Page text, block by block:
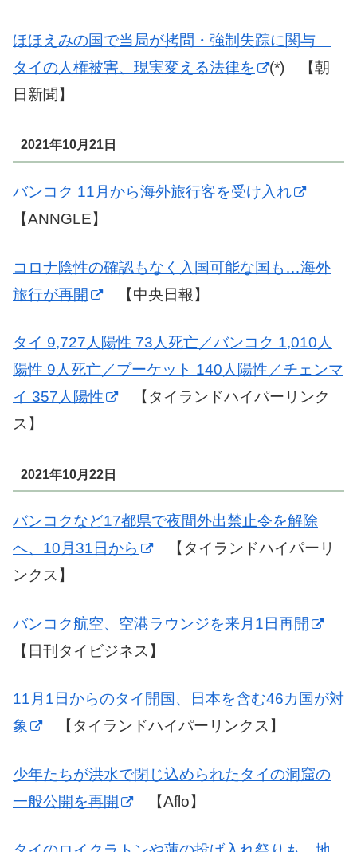
ほほえみの国で当局が拷問・強制失踪に関与
タイの人権被害、現実変える法律を
(*) 【朝
日新聞】
2021年10月21日
バンコク 11月から海外旅行客を受け入れ
【ANNGLE】
コロナ陰性の確認もなく入国可能な国も…海外
旅行が再開
【中央日報】
タイ 9,727人陽性 73人死亡／バンコク 1,010人
陽性 9人死亡／プーケット 140人陽性／チェンマ
イ 357人陽性
【タイランドハイパーリンク
ス】
2021年10月22日
バンコクなど17都県で夜間外出禁止令を解除
へ、10月31日から
【タイランドハイパーリ
ンクス】
バンコク航空、空港ラウンジを来月1日再開
【日刊タイビジネス】
11月1日からのタイ開国、日本を含む46カ国が対
象
【タイランドハイパーリンクス】
少年たちが洪水で閉じ込められたタイの洞窟の
一般公開を再開
【Aflo】